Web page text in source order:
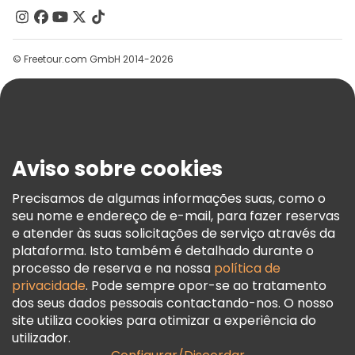
Contacte-Nos
Grupos
Ajuda
Termos E Informações Legais
Política De Cookies
Freetour Prémios
Programa De Fidelidade
© Freetour.com GmbH 2014-2026
Aviso sobre cookies
Precisamos de algumas informações suas, como o
seu nome e endereço de e-mail, para fazer reservas
e atender às suas solicitações de serviço através da
plataforma. Isto também é detalhado durante o
processo de reserva e na nossa política de
privacidade. Pode sempre opor-se ao tratamento
dos seus dados pessoais contactando-nos. O nosso
site utiliza cookies para otimizar a experiência do
utilizador.